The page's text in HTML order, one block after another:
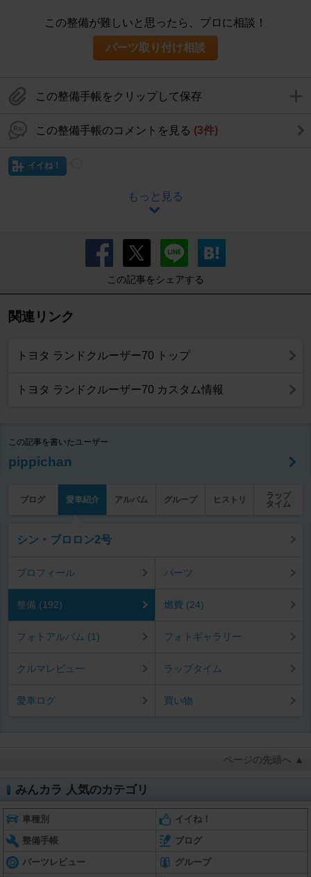
この整備が難しいと思ったら、プロに相談！
パーツ取り付け相談
この整備手帳をクリップして保存
この整備手帳のコメントを見る (3件)
イイね！
もっと見る
この記事をシェアする
関連リンク
トヨタ ランドクルーザー70 トップ
トヨタ ランドクルーザー70 カスタム情報
この記事を書いたユーザー
pippichan
ブログ 愛車紹介 アルバム グループ ヒストリ
ラップ
タイム
シン・ブロロン2号
プロフィール パーツ
整備 (192) 燃費 (24)
フォトアルバム (1) フォトギャラリー
クルマレビュー ラップタイム
愛車ログ 買い物
ページの先頭へ ▲
みんカラ 人気のカテゴリ
車種別 イイね！
整備手帳 ブログ
パーツレビュー グループ